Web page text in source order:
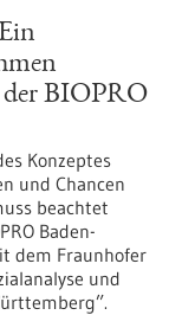
BIOPRO
Konzeptes
und Chancen
beachtet
Baden-
dem Fraunhofer
und